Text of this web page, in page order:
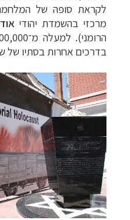
לקראת סופהּ של
מרכזי בהשמדת יהודי
בדרכים אחרות בסתיו של שנת